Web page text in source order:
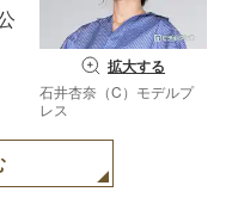
拡大する
石井杏奈（C）モデルプ
レス